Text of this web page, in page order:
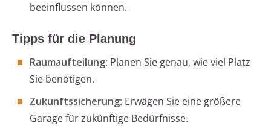
beeinflussen können.
Tipps für die Planung
Raumaufteilung: Planen Sie genau, wie viel Platz
Sie benötigen.
Zukunftssicherung: Erwägen Sie eine größere
Garage für zukünftige Bedürfnisse.